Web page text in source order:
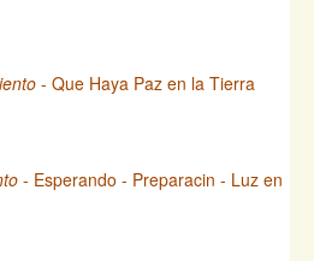
- Que Haya Paz en la Tierra
- Esperando - Preparacin - Luz en